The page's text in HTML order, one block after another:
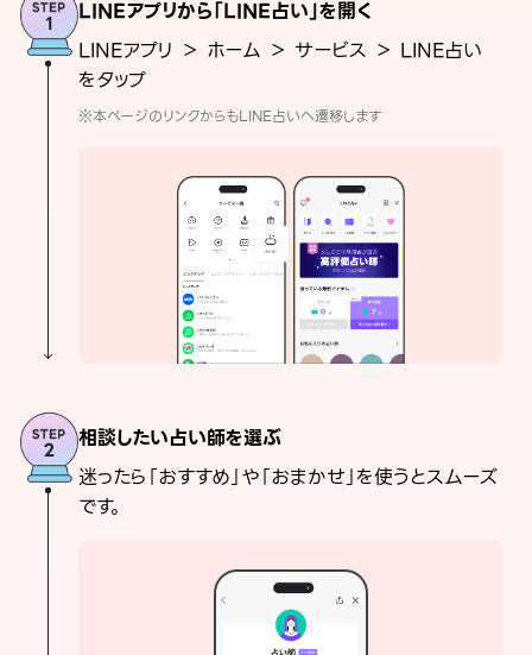
LINEアプリから「LINE占い」を開く
LINEアプリ ＞ ホーム ＞ サービス ＞ LINE占い
をタップ
※本ページのリンクからもLINE占いへ遷移します
相談したい占い師を選ぶ
迷ったら「おすすめ」や「おまかせ」を使うとスムーズ
です。